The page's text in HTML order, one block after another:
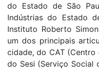
do Estado de São
Indústrias do Estado
Instituto Roberto
um dos principais
cidade, do CAT
do Sesi (Serviço Social